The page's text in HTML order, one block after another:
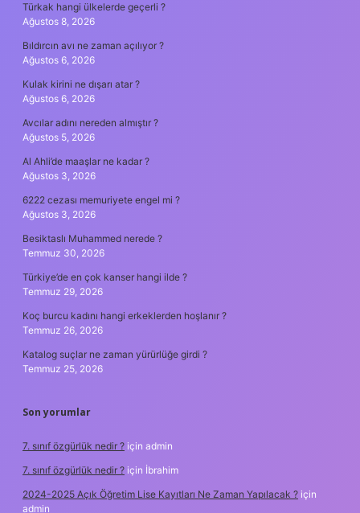
Türkak hangi ülkelerde geçerli ?
Ağustos 8, 2026
Bıldırcın avı ne zaman açılıyor ?
Ağustos 6, 2026
Kulak kirini ne dışarı atar ?
Ağustos 6, 2026
Avcılar adını nereden almıştır ?
Ağustos 5, 2026
Al Ahli’de maaşlar ne kadar ?
Ağustos 3, 2026
6222 cezası memuriyete engel mi ?
Ağustos 3, 2026
Besiktaslı Muhammed nerede ?
Temmuz 30, 2026
Türkiye’de en çok kanser hangi ilde ?
Temmuz 29, 2026
Koç burcu kadını hangi erkeklerden hoşlanır ?
Temmuz 26, 2026
Katalog suçlar ne zaman yürürlüğe girdi ?
Temmuz 25, 2026
Son yorumlar
7. sınıf özgürlük nedir ? için admin
7. sınıf özgürlük nedir ? için İbrahim
2024-2025 Açık Öğretim Lise Kayıtları Ne Zaman Yapılacak ? için
admin